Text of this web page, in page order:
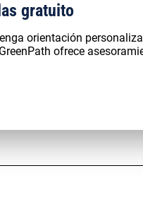
gratuito
orientación
ofrece